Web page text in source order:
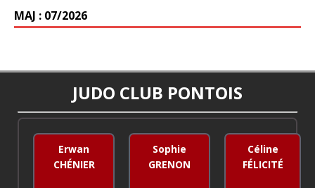
MAJ : 07/2026
JUDO CLUB PONTOIS
Erwan
CHÉNIER
Sophie
GRENON
Céline
FÉLICITÉ